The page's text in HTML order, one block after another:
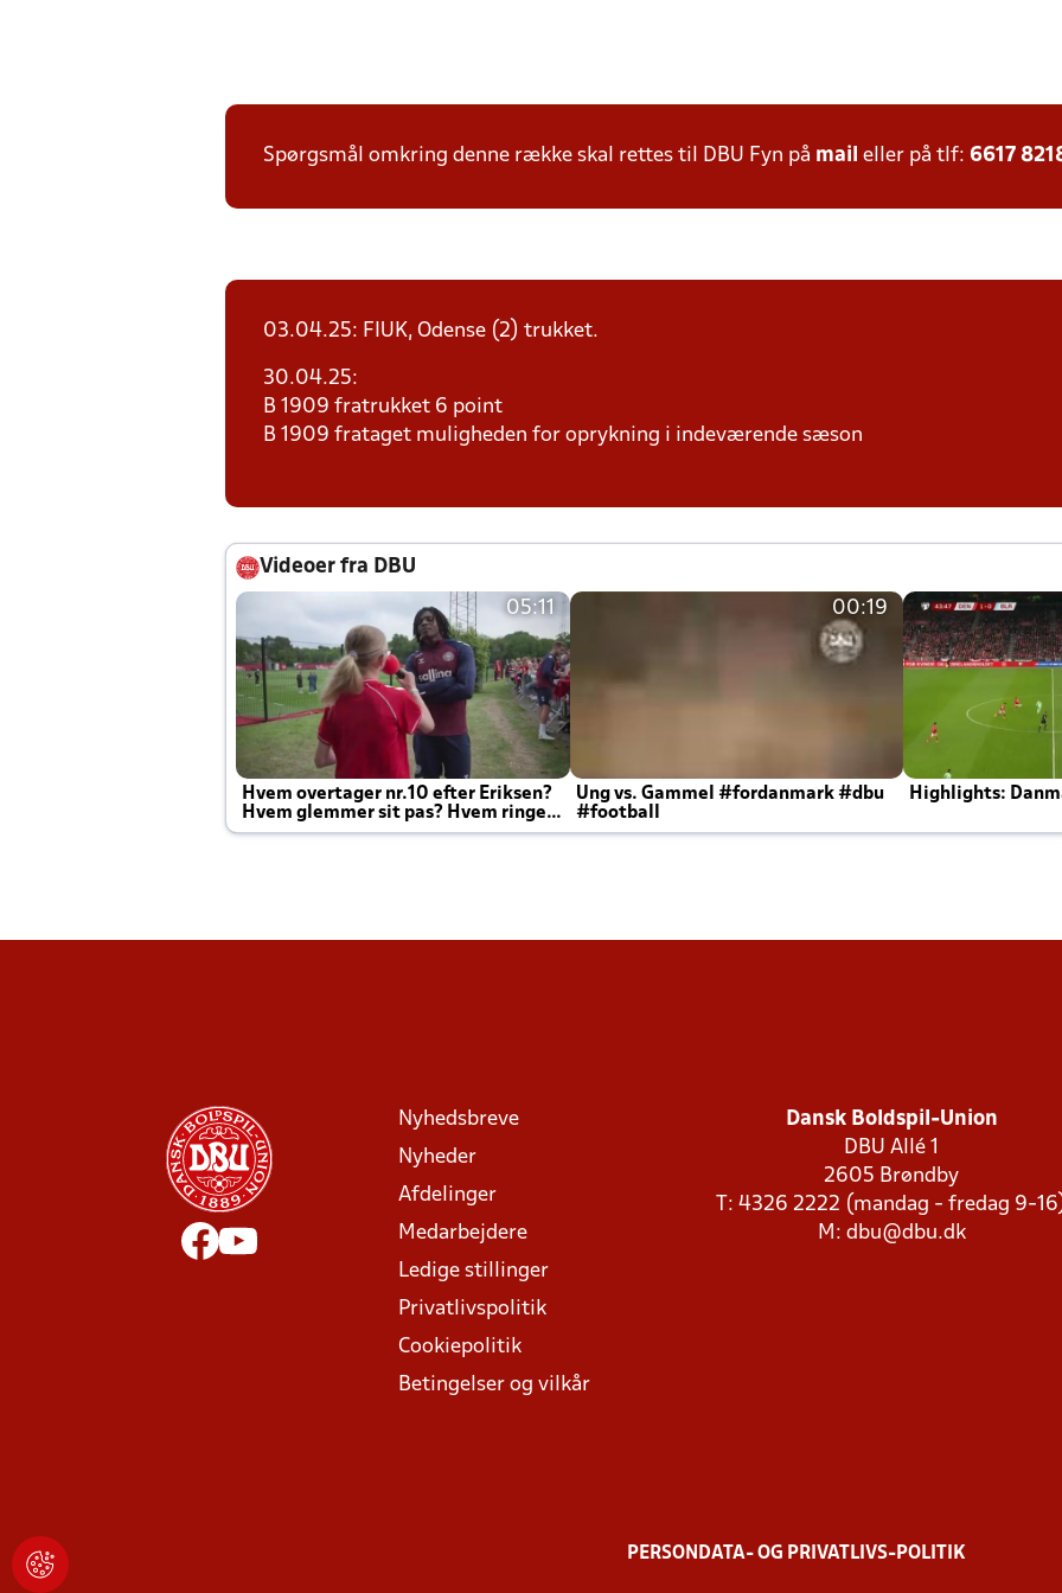
Spørgsmål omkring denne række skal rettes til DBU Fyn på mail eller på tlf: 6617
03.04.25: FIUK, Odense (2) trukket.
30.04.25:
B 1909 fratrukket 6 point
B 1909 frataget muligheden for oprykning i indeværende sæson
Videoer fra DBU
05:11
Hvem overtager nr.10 efter Eriksen?
Hvem glemmer sit pas? Hvem ringer
Joachim altid til efter kampe?
00:19
Ung vs. Gammel #fordanmark #dbu
#football
Highlights:
Nyhedsbreve
Nyheder
Afdelinger
Medarbejdere
Ledige stillinger
Privatlivspolitik
Cookiepolitik
Betingelser og vilkår
Dansk Boldspil-Union
DBU Allé 1
2605 Brøndby
T: 4326 2222 (mandag - fredag 9-
M: dbu@dbu.dk
PERSONDATA- OG PRIVATLIVS-POLITIK